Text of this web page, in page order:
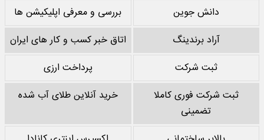
دانش جوین
بررسی و معرفی اپلیکیشن ها
آراد برندینگ
اتاق خبر کسب و کار های ایران
ثبت شرکت
پرداخت ارزی
ثبت شرکت فوری کاملا
تضمینی
خرید آنلاین طلای آب شده